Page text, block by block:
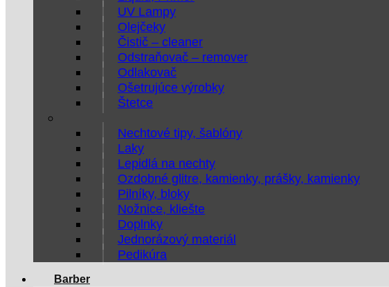
UV Lampy
Olejčeky
Čistič – cleaner
Odstraňovač – remover
Odlakovač
Ošetrujúce výrobky
Štetce
Nechtové tipy, šablóny
Laky
Lepidlá na nechty
Ozdobné glitre, kamienky, prášky, kamienky
Pilníky, bloky
Nožnice, kliešte
Doplnky
Jednorázový materiál
Pedikúra
Barber